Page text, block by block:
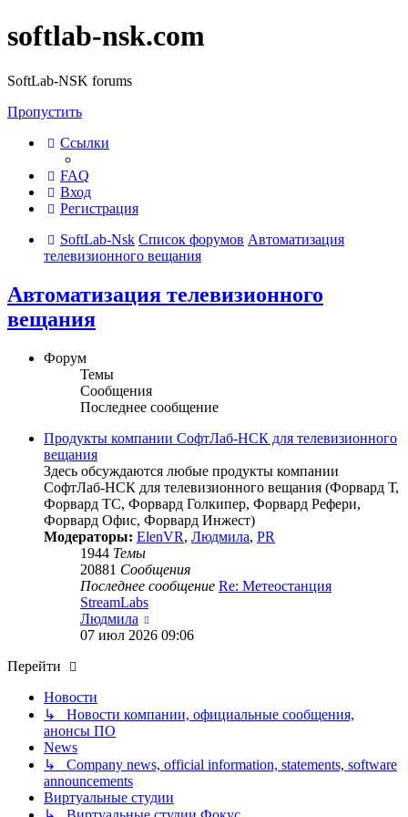
softlab-nsk.com
SoftLab-NSK forums
Пропустить
Ссылки
FAQ
Вход
Регистрация
SoftLab-Nsk Список форумов Автоматизация
телевизионного вещания
Автоматизация телевизионного
вещания
Форум
Темы
Сообщения
Последнее сообщение
Продукты компании СофтЛаб-НСК для телевизионного
вещания
Здесь обсуждаются любые продукты компании
СофтЛаб-НСК для телевизионного вещания (Форвард Т,
Форвард ТС, Форвард Голкипер, Форвард Рефери,
Форвард Офис, Форвард Инжест)
Модераторы: ElenVR, Людмила, PR
1944 Темы
20881 Сообщения
Последнее сообщение Re: Метеостанция
StreamLabs
Людмила
к
07 июл 2026 09:06
Перейти
Новости
↳ Новости компании, официальные сообщения,
анонсы ПО
News
↳ Company news, official information, statements, software
announcements
Виртуальные студии